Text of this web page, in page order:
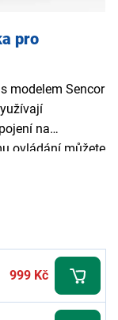
pro
modelem Sencor
na
ovládání můžete
vyřizovat hovory.
999 Kč